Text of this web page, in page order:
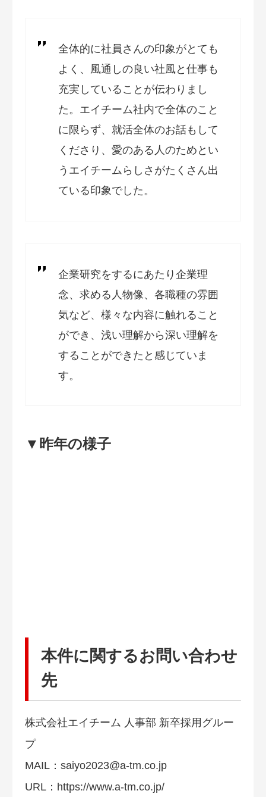
全体的に社員さんの印象がとても
よく、風通しの良い社風と仕事も
充実していることが伝わりまし
た。エイチーム社内で全体のこと
に限らず、就活全体のお話もして
くださり、愛のある人のためとい
うエイチームらしさがたくさん出
ている印象でした。
企業研究をするにあたり企業理
念、求める人物像、各職種の雰囲
気など、様々な内容に触れること
ができ、浅い理解から深い理解を
することができたと感じていま
す。
▼昨年の様子
本件に関するお問い合わせ
先
株式会社エイチーム 人事部 新卒採用グルー
プ
MAIL： saiyo2023@a-tm.co.jp
URL：https://www.a-tm.co.jp/